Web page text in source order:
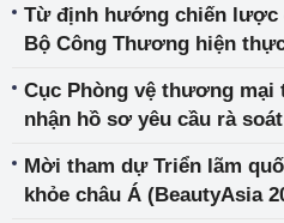
Từ định hướng chiến lược
Bộ Công Thương hiện
quyền lợi người tiêu dùng
Cục Phòng vệ thương mại
nhận hồ sơ yêu cầu rà
xuất xứ từ Ma-lai-xi-a,
Cộng hoà nhân dân Trung
Mời tham dự Triển lãm
khỏe châu Á (BeautyAsia